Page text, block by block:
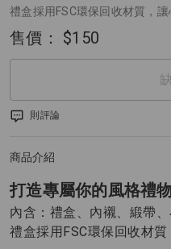
禮盒採用FSC環保回收材質，讓
售價： $150
則評論
商品介紹
打造專屬你的風格禮物
內含：禮盒、內襯、緞帶
禮盒採用FSC環保回收材質